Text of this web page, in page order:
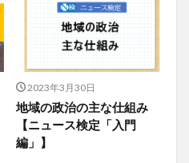
2023年3月30日
地域の政治の主な仕組み
【ニュース検定「入門
編」】